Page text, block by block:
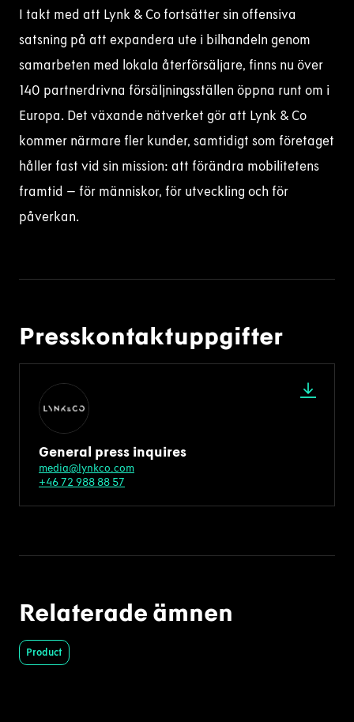
I takt med att Lynk & Co fortsätter sin offensiva
satsning på att expandera ute i bilhandeln genom
samarbeten med lokala återförsäljare, finns nu över
140 partnerdrivna försäljningsställen öppna runt om i
Europa. Det växande nätverket gör att Lynk & Co
kommer närmare fler kunder, samtidigt som företaget
håller fast vid sin mission: att förändra mobilitetens
framtid – för människor, för utveckling och för
påverkan.
Presskontaktuppgifter
General press inquires
media@lynkco.com
+46 72 988 88 57
Relaterade ämnen
Product